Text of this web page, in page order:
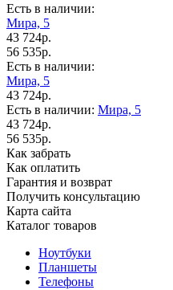
Есть в наличии:
Мира, 5
43 724р.
56 535р.
Есть в наличии:
Мира, 5
43 724р.
Есть в наличии: Мира, 5
43 724р.
56 535р.
Как забрать
Как оплатить
Гарантия и возврат
Получить консультацию
Карта сайта
Каталог товаров
Ноутбуки
Планшеты
Телефоны